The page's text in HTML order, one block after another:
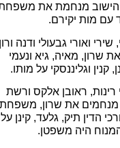
את משפחת
יקירם.
גבעולי ודנה ורון
מאיה, גיא ונעמי
על מותו.
אלקס ורשת
את שרון, משפחת
גלעד, קינן על
משפטן.